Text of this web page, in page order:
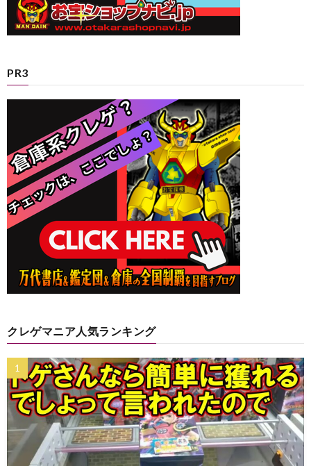
PR3
クレゲマニア人気ランキング